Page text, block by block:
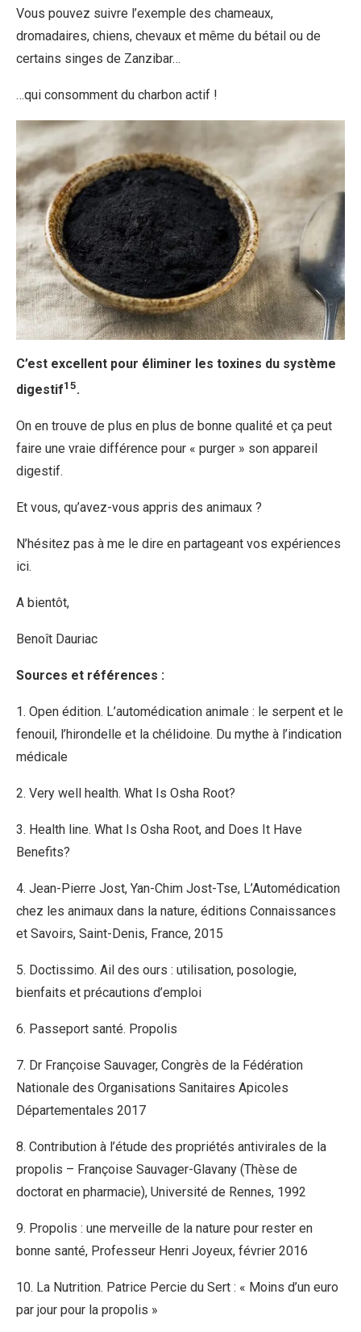
Vous pouvez suivre l’exemple des chameaux,
dromadaires, chiens, chevaux et même du bétail ou de
certains singes de Zanzibar…
…qui consomment du charbon actif !
C’est excellent pour éliminer les toxines du système
digestif15.
On en trouve de plus en plus de bonne qualité et ça peut
faire une vraie différence pour « purger » son appareil
digestif.
Et vous, qu’avez-vous appris des animaux ?
N’hésitez pas à me le dire en partageant vos expériences
ici.
A bientôt,
Benoît Dauriac
Sources et références :
1. Open édition. L’automédication animale : le serpent et le
fenouil, l’hirondelle et la chélidoine. Du mythe à l’indication
médicale
2. Very well health. What Is Osha Root?
3. Health line. What Is Osha Root, and Does It Have
Benefits?
4. Jean-Pierre Jost, Yan-Chim Jost-Tse, L’Automédication
chez les animaux dans la nature, éditions Connaissances
et Savoirs, Saint-Denis, France, 2015
5. Doctissimo. Ail des ours : utilisation, posologie,
bienfaits et précautions d’emploi
6. Passeport santé. Propolis
7. Dr Françoise Sauvager, Congrès de la Fédération
Nationale des Organisations Sanitaires Apicoles
Départementales 2017
8. Contribution à l’étude des propriétés antivirales de la
propolis – Françoise Sauvager-Glavany (Thèse de
doctorat en pharmacie), Université de Rennes, 1992
9. Propolis : une merveille de la nature pour rester en
bonne santé, Professeur Henri Joyeux, février 2016
10. La Nutrition. Patrice Percie du Sert : « Moins d’un euro
par jour pour la propolis »